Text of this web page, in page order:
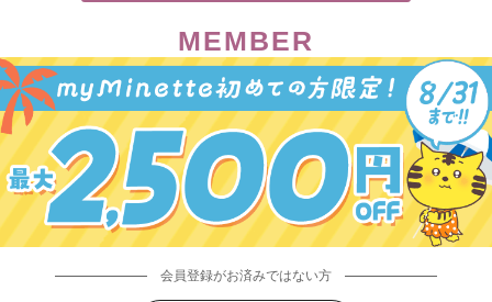
MEMBER
会員登録がお済みではない方